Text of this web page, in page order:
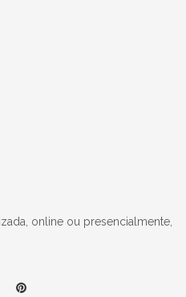
online ou presencialmente,
Pinterest